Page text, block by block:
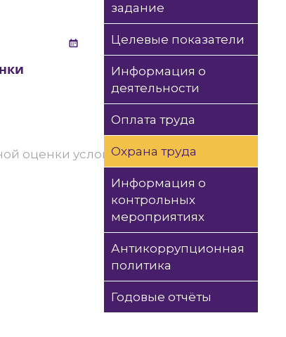
оценки условий труда
задание
Целевые показатели
Информация о
деятельности
Оплата труда
Охрана труда
Информация о
контрольных
мероприятиях
Антикоррупционная
политика
Годовые отчёты